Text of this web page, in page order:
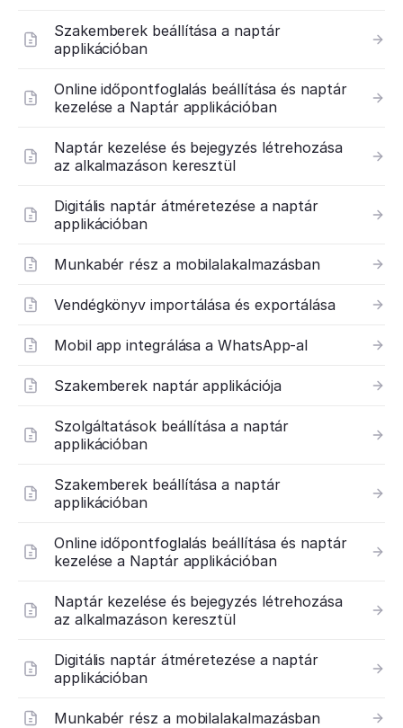
Szakemberek beállítása a naptár
applikációban
Online időpontfoglalás beállítása és naptár
kezelése a Naptár applikációban
Naptár kezelése és bejegyzés létrehozása
az alkalmazáson keresztül
Digitális naptár átméretezése a naptár
applikációban
Munkabér rész a mobilalakalmazásban
Vendégkönyv importálása és exportálása
Mobil app integrálása a WhatsApp-al
Szakemberek naptár applikációja
Szolgáltatások beállítása a naptár
applikációban
Szakemberek beállítása a naptár
applikációban
Online időpontfoglalás beállítása és naptár
kezelése a Naptár applikációban
Naptár kezelése és bejegyzés létrehozása
az alkalmazáson keresztül
Digitális naptár átméretezése a naptár
applikációban
Munkabér rész a mobilalakalmazásban